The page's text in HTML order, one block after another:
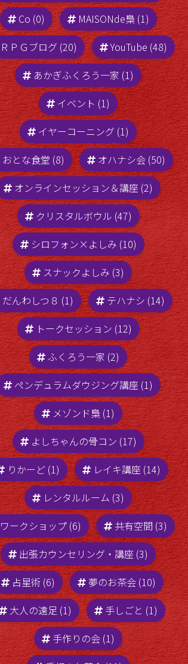
レイキ講座☆リクエスト受付中
ども★よしみです。 先日、信頼する友
人より きのー ひと息ついたシュンカ
ン オトコでもオンナでもない声？で
「よしみ レイキ講座しな」 と聞こえ
てきた。 なので メッセージしまし
た。 と 連絡がきました。 私は ＜
レ […]
2021年1月27日 2021年1月27日
Posted in
お知らせ
Tags:レイキ講座
天秤座満月★クリスタルボウル
演奏会
ども☆ よしみです。 新しい場を
4/12にプレオープンいたしました。ク
リスタルボウル演奏会で幕開けできて
ワタシ自身とても幸せです。 ありがと
うございます。 新しい場は「MAISON
de 梟」（メゾンドフクロウ） とい
2022年4月14日2022年4月14日
Posted in
お知らせ
Tags:
クリスタルボウル
Co (0)
MAISONde梟 (1)
ＲＰＧブログ (20)
YouTube (48)
あかぎふくろう一家 (1)
イベント (1)
イヤーコーニング (1)
おとな食堂 (8)
オハナシ会 (50)
オンラインセッション＆講座 (2)
クリスタルボウル (47)
シロフォン×よしみ (10)
スナックよしみ (3)
だんわしつ８ (1)
テハナシ (14)
トークセッション (12)
ふくろう一家 (2)
ペンデュラムダウジング講座 (1)
メゾンド梟 (1)
よしちゃんの骨コン (17)
りかーど (1)
レイキ講座 (14)
レンタルルーム (3)
ワークショップ (6)
共有空間 (3)
出張カウンセリング・講座 (3)
占星術 (6)
夢のお茶会 (10)
大人の遠足 (1)
手しごと (1)
手作りの会 (1)